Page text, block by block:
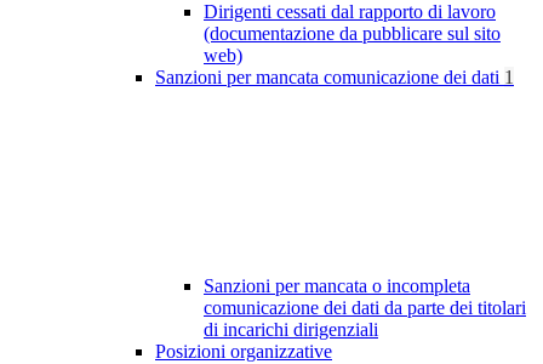
Dirigenti cessati dal rapporto di lavoro
(documentazione da pubblicare sul sito
web)
Sanzioni per mancata comunicazione dei dati 1
Sanzioni per mancata o incompleta
comunicazione dei dati da parte dei titolari
di incarichi dirigenziali
Posizioni organizzative